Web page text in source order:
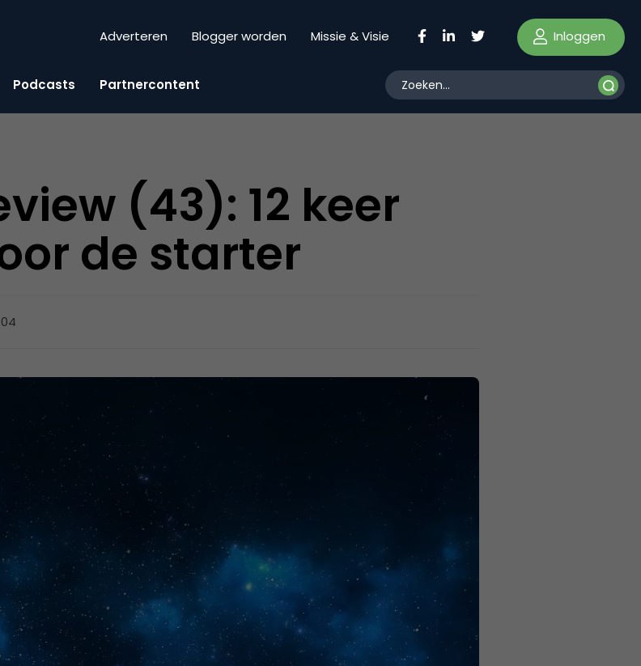
Adverteren Blogger worden Missie & Visie Inloggen
Podcasts Partnercontent
(43): 12 keer
de starter